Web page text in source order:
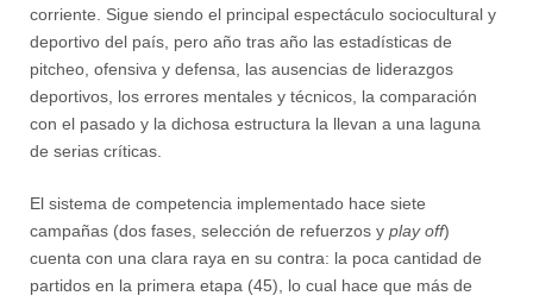
corriente. Sigue siendo el principal espectáculo sociocultural y
deportivo del país, pero año tras año las estadísticas de
pitcheo, ofensiva y defensa, las ausencias de liderazgos
deportivos, los errores mentales y técnicos, la comparación
con el pasado y la dichosa estructura la llevan a una laguna
de serias críticas.
El sistema de competencia implementado hace siete
campañas (dos fases, selección de refuerzos y play off)
cuenta con una clara raya en su contra: la poca cantidad de
partidos en la primera etapa (45), lo cual hace que más de